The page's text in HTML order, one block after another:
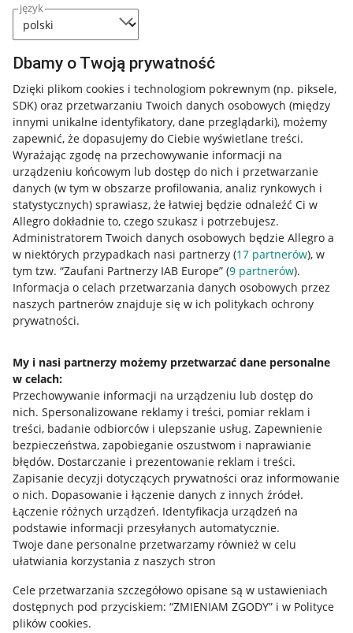
język
Dbamy o Twoją prywatność
Dzięki plikom cookies i technologiom pokrewnym (np. piksele,
SDK) oraz przetwarzaniu Twoich danych osobowych (między
innymi unikalne identyfikatory, dane przeglądarki), możemy
zapewnić, że dopasujemy do Ciebie wyświetlane treści.
Wyrażając zgodę na przechowywanie informacji na
urządzeniu końcowym lub dostęp do nich i przetwarzanie
danych (w tym w obszarze profilowania, analiz rynkowych i
statystycznych) sprawiasz, że łatwiej będzie odnaleźć Ci w
Allegro dokładnie to, czego szukasz i potrzebujesz.
Administratorem Twoich danych osobowych będzie Allegro a
w niektórych przypadkach nasi partnerzy (17 partnerów), w
tym tzw. “Zaufani Partnerzy IAB Europe” (9 partnerów).
Informacja o celach przetwarzania danych osobowych przez
naszych partnerów znajduje się w ich politykach ochrony
prywatności.
My i nasi partnerzy możemy przetwarzać dane personalne
w celach:
Przechowywanie informacji na urządzeniu lub dostęp do
nich. Spersonalizowane reklamy i treści, pomiar reklam i
treści, badanie odbiorców i ulepszanie usług. Zapewnienie
bezpieczeństwa, zapobieganie oszustwom i naprawianie
błędów. Dostarczanie i prezentowanie reklam i treści.
Zapisanie decyzji dotyczących prywatności oraz informowanie
o nich. Dopasowanie i łączenie danych z innych źródeł.
Łączenie różnych urządzeń. Identyfikacja urządzeń na
podstawie informacji przesyłanych automatycznie.
Twoje dane personalne przetwarzamy również w celu
ułatwiania korzystania z naszych stron
Cele przetwarzania szczegółowo opisane są w ustawieniach
dostępnych pod przyciskiem: “ZMIENIAM ZGODY” i w Polityce
plików cookies.
Przydatne informacje
Jak to działa
Allegro Gadane dla sprzedających
Allegro Gadane dla kupujących
Mapa miejscowości
Informacje prawne
Regulamin
Polityka plików "cookies"
Ustawienia plików "cookies"
Udostępnianie lokalizacji
Informacje dla Aktu o Usługach Cyfrowych